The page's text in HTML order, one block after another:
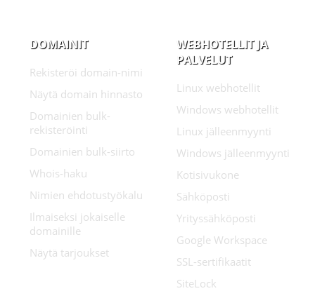
DOMAINIT
Rekisteröi domain-nimi
Näytä domain hinnasto
Domainien bulk-
rekisteröinti
Domainien bulk-siirto
Whois-haku
Nimien ehdotustyökalu
Ilmaiseksi jokaiselle
domainille
Näytä tarjoukset
WEBHOTELLIT JA
PALVELUT
Linux webhotellit
Windows webhotellit
Linux jälleenmyynti
Windows jälleenmyynti
Kotisivukone
Sähköposti
Yrityssähköposti
Google Workspace
SSL-sertifikaatit
SiteLock